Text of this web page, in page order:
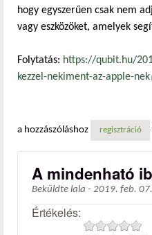
hogy egyszerűen csak nem
vagy eszközöket, amelyek
Folytatás: https://qubit.hu/
kezzel-nekiment-az-apple-nek
a hozzászóláshoz regisztráció
A mindenható
Beküldte lala - 2019. feb.
Értékelés: